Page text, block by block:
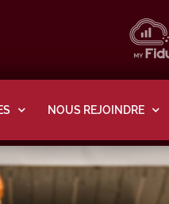
NOUS REJOINDRE